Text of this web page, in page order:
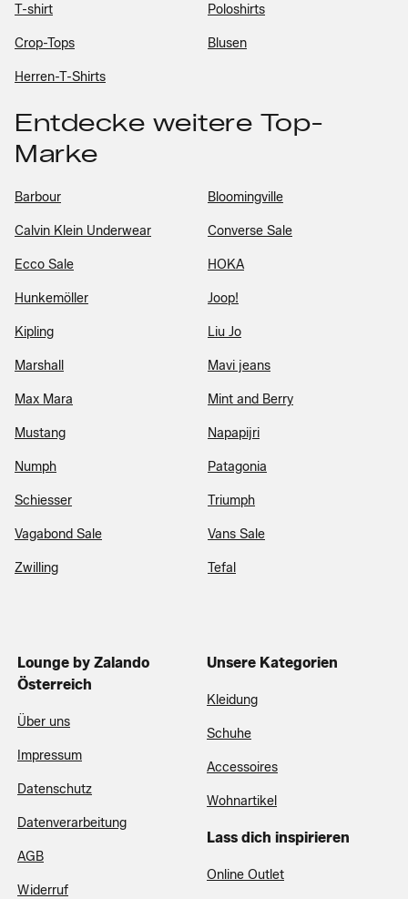
T-shirt Poloshirts
Crop-Tops Blusen
Herren-T-Shirts
Entdecke weitere Top-
Marke
Barbour Bloomingville
Calvin Klein Underwear Converse Sale
Ecco Sale HOKA
Hunkemöller Joop!
Kipling Liu Jo
Marshall Mavi jeans
Max Mara Mint and Berry
Mustang Napapijri
Numph Patagonia
Schiesser Triumph
Vagabond Sale Vans Sale
Zwilling Tefal
Lounge by Zalando
Österreich
Über uns
Impressum
Datenschutz
Datenverarbeitung
AGB
Widerruf
Unsere Kategorien
Kleidung
Schuhe
Accessoires
Wohnartikel
Lass dich inspirieren
Online Outlet